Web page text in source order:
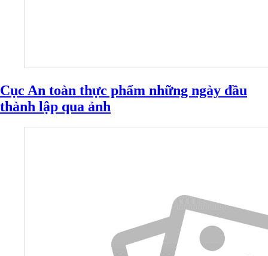
Cục An toàn thực phẩm những ngày đầu
thành lập qua ảnh